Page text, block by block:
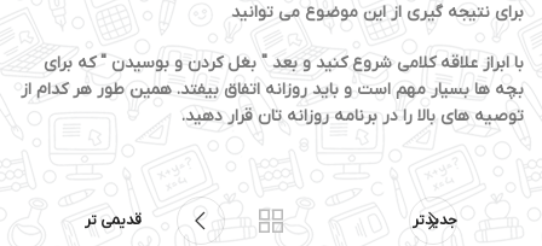
برای نتیجه گیری از این موضوع می توانید
با ابراز علاقه کلامی شروع کنید و بعد " بغل کردن و بوسیدن " که برای
بچه ها بسیار مهم است و باید روزانه اتفاق بیفتد. همین طور هر کدام از
توصیه های بالا را در برنامه روزانه تان قرار دهید.
جدیدتر قدیمی تر